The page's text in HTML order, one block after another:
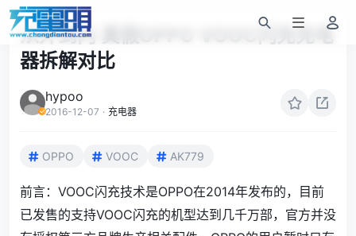
从外到内 真假OPPO VOOC闪充充电
器拆解对比
hypoo
2016-12-07 · 充电器
OPPO VOOC AK779
前言：VOOC闪充技术是OPPO在2014年发布的，目前
已发售的支持VOOC闪充的机型达到几千万部，官方并没